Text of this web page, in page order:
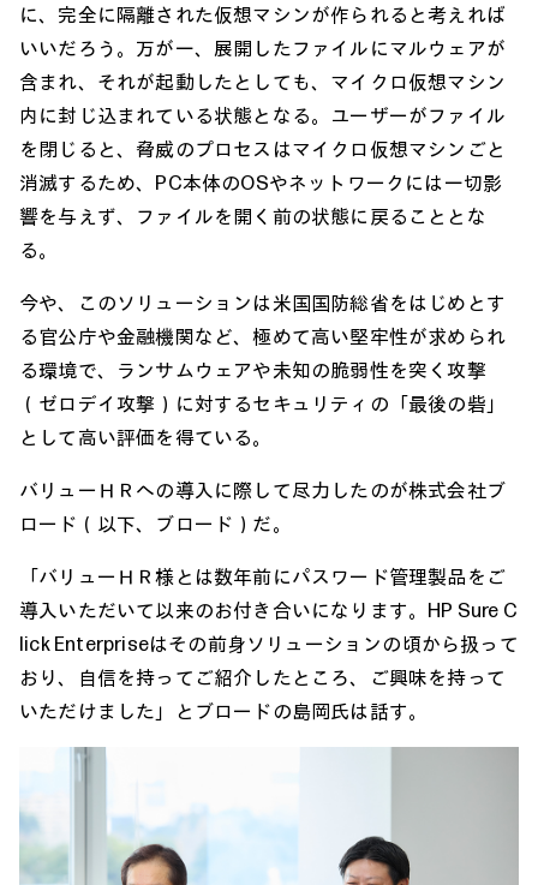
に、完全に隔離された仮想マシンが作られると考えれば
いいだろう。万が一、展開したファイルにマルウェアが
含まれ、それが起動したとしても、マイクロ仮想マシン
内に封じ込まれている状態となる。ユーザーがファイル
を閉じると、脅威のプロセスはマイクロ仮想マシンごと
消滅するため、PC本体のOSやネットワークには一切影
響を与えず、ファイルを開く前の状態に戻ることとな
る。
今や、このソリューションは米国国防総省をはじめとす
る官公庁や金融機関など、極めて高い堅牢性が求められ
る環境で、ランサムウェアや未知の脆弱性を突く攻撃
（ゼロデイ攻撃）に対するセキュリティの「最後の砦」
として高い評価を得ている。
バリューＨＲへの導入に際して尽力したのが株式会社ブ
ロード（以下、ブロード）だ。
「バリューＨＲ様とは数年前にパスワード管理製品をご
導入いただいて以来のお付き合いになります。HP Sure C
lick Enterpriseはその前身ソリューションの頃から扱って
おり、自信を持ってご紹介したところ、ご興味を持って
いただけました」とブロードの島岡氏は話す。